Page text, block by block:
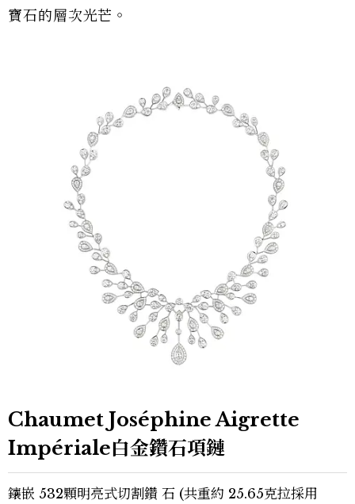
寶石的層次光芒。
Chaumet Joséphine Aigrette
Impériale白金鑽石項鏈
鑲嵌 532顆明亮式切割鑽 石 (共重約 25.65克拉採用